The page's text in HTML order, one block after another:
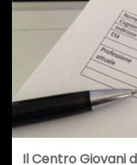
Il Centro Giovani